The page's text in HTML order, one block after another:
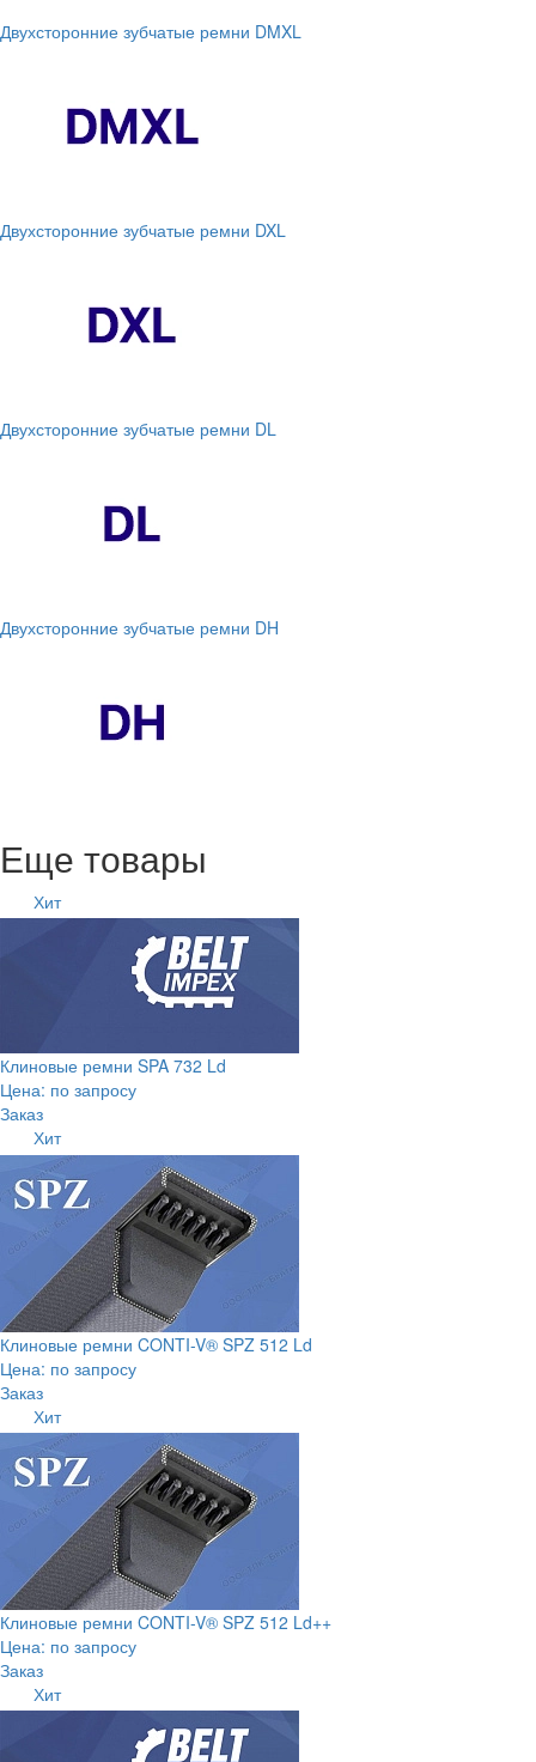
Двухсторонние зубчатые ремни DMXL
Двухсторонние зубчатые ремни DXL
Двухсторонние зубчатые ремни DL
Двухсторонние зубчатые ремни DH
Еще товары
Хит
Клиновые ремни SPA 732 Ld
Цена: по запросу
Заказ
Хит
Клиновые ремни CONTI-V® SPZ 512 Ld
Цена: по запросу
Заказ
Хит
Клиновые ремни CONTI-V® SPZ 512 Ld++
Цена: по запросу
Заказ
Хит